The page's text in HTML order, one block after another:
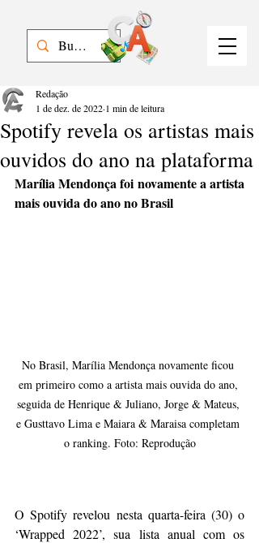
Spotify revela os artistas mais
ouvidos do ano na plataforma
Redação
1 de dez. de 2022 1 min de leitura
Marília Mendonça foi novamente a artista
mais ouvida do ano no Brasil
No Brasil, Marília Mendonça novamente ficou
em primeiro como a artista mais ouvida do ano,
seguida de Henrique & Juliano, Jorge & Mateus,
e Gusttavo Lima e Maiara & Maraisa completam
o ranking. Foto: Reprodução
O Spotify revelou nesta quarta-feira (30) o
‘Wrapped 2022’, sua lista anual com os